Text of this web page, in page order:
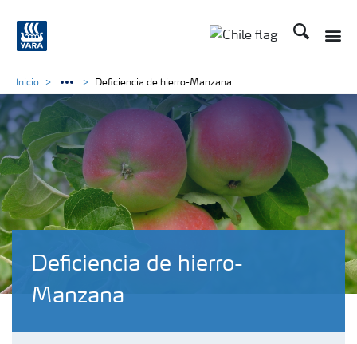
Buscar
Deficiencia de hierro-
Manzana
Inicio Deficiencia de hierro-Manzana